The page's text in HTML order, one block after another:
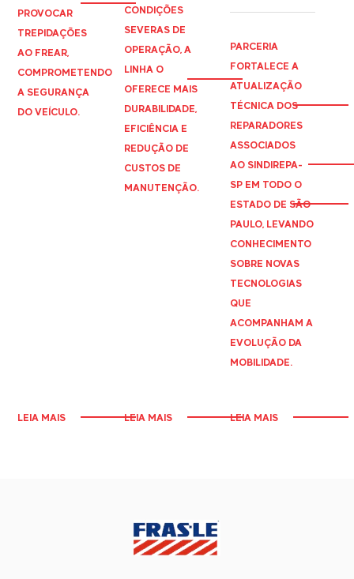
PROVOCAR
TREPIDAÇÕES
AO FREAR,
COMPROMETENDO
A SEGURANÇA
DO VEÍCULO.
LEIA MAIS
CONDIÇÕES
SEVERAS DE
OPERAÇÃO, A
LINHA O
OFERECE MAIS
DURABILIDADE,
EFICIÊNCIA E
REDUÇÃO DE
CUSTOS DE
MANUTENÇÃO.
LEIA MAIS
PARCERIA
FORTALECE A
ATUALIZAÇÃO
TÉCNICA DOS
REPARADORES
ASSOCIADOS
AO SINDIREPA-
SP EM TODO O
ESTADO DE SÃO
PAULO, LEVANDO
CONHECIMENTO
SOBRE NOVAS
TECNOLOGIAS
QUE
ACOMPANHAM A
EVOLUÇÃO DA
MOBILIDADE.
LEIA MAIS